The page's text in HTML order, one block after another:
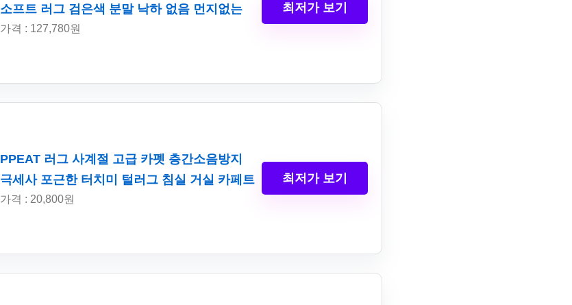
소프트 러그 검은색 분말 낙하 없음 먼지없는
가격 : 127,780원
최저가 보기
PPEAT 러그 사계절 고급 카펫 층간소음방지
극세사 포근한 터치미 털러그 침실 거실 카페트
가격 : 20,800원
최저가 보기